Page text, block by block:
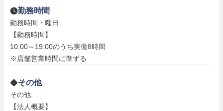
勤務時間
勤務時間・曜日:
【勤務時間】
10:00～19:00のうち実働8時間
※店舗営業時間に準ずる
その他
その他:
【法人概要】